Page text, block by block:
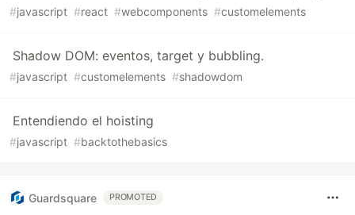
#javascript #react #webcomponents #customelements
Shadow DOM: eventos, target y bubbling.
#javascript #customelements #shadowdom
Entendiendo el hoisting
#javascript #backtothebasics
Guardsquare PROMOTED